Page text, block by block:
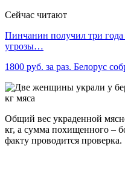
Сейчас читают
Пинчанин получил три года
угрозы…
1800 руб. за раз. Белорус
Общий вес украденной
кг, а сумма похищенного –
факту проводится проверка.